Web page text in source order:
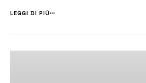
Francofonte, il maresciallo capo Fabio
LEGGI DI PIÙ